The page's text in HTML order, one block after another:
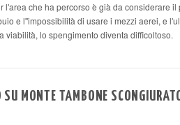
l'area che ha percorso è già da considerare
e l''impossibilità di usare i mezzi aerei, e
viabilità, lo spengimento diventa difficoltoso.
SU MONTE TAMBONE